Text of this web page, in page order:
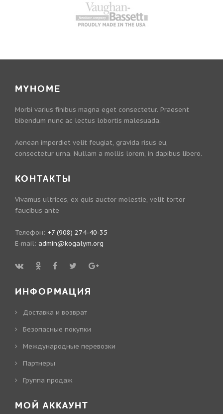
MYHOME
Morbi varius finibus magna eget consectetur. Praesent
bibendum nunc ac lectus lobortis malesuada.
Aenean imperdiet velit feugiat, gravida risus eu,
consectetur urna. Nullam a mollis lorem, in dapibus libero.
КОНТАКТЫ
Vivamus ultrices, ex quis auctor molestie, velit tortor
faucibus ante
Телефон: +7 (908) 274-40-35
E-mail: admin@kogalym.org
ИНФОРМАЦИЯ
Доставка и возврат
Безопасные покупки
Международные перевозки
Партнеры
Группа продаж
МОЙ АККАУНТ